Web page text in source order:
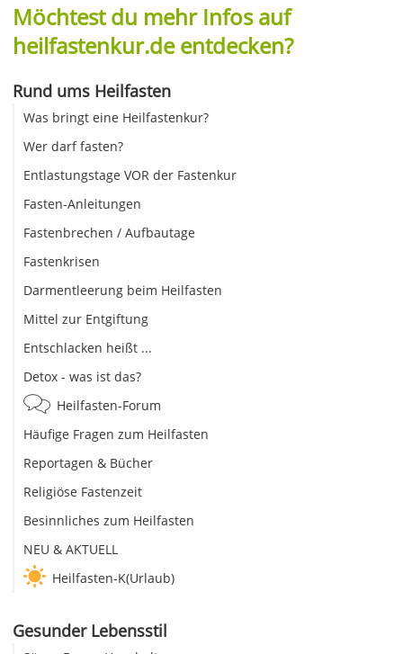
Möchtest du mehr Infos auf
heilfastenkur.de entdecken?
Rund ums Heilfasten
Was bringt eine Heilfastenkur?
Wer darf fasten?
Entlastungstage VOR der Fastenkur
Fasten-Anleitungen
Fastenbrechen / Aufbautage
Fastenkrisen
Darmentleerung beim Heilfasten
Mittel zur Entgiftung
Entschlacken heißt ...
Detox - was ist das?
Heilfasten-Forum
Häufige Fragen zum Heilfasten
Reportagen & Bücher
Religiöse Fastenzeit
Besinnliches zum Heilfasten
NEU & AKTUELL
Heilfasten-K(Urlaub)
Gesunder Lebensstil